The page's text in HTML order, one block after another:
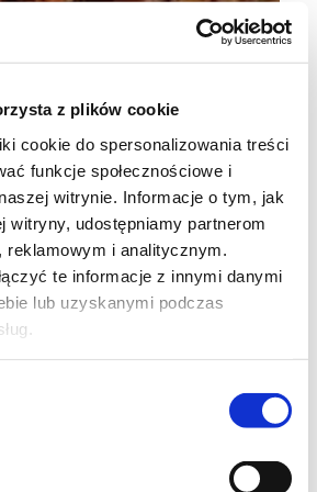
z plików cookie
cookie do spersonalizowania treści
funkcje społecznościowe i
witrynie. Informacje o tym, jak
witryny, udostępniamy partnerom
reklamowym i analitycznym.
te informacje z innymi danymi
lub uzyskanymi podczas
tygodnia
takie oto ciasto. W oryginale
seledynowe w środku , a
jak widać (może dlatego ,
się "obierać" wszystkich
w smaku bardzo dobre -